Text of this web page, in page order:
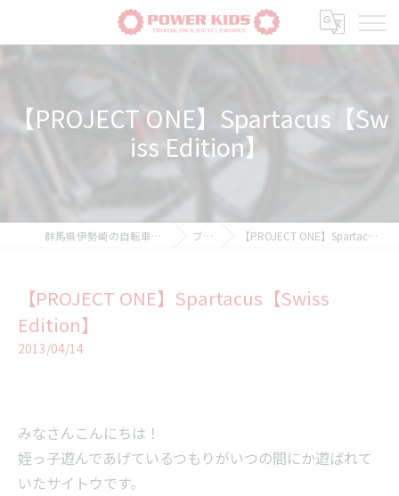
【PROJECT ONE】Spartacus【Sw
iss Edition】
群馬県伊勢崎の自転車ならPOWER-KIDS ブログ 【PROJECT ONE】Spartacus【Swiss Edition】
【PROJECT ONE】Spartacus【Swiss
Edition】
2013/04/14
みなさんこんにちは！
姪っ子遊んであげているつもりがいつの間にか遊ばれて
いたサイトウです。